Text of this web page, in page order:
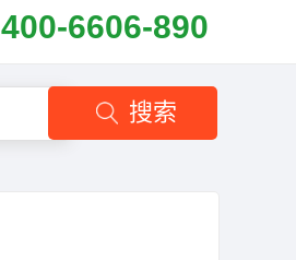
400-6606-890
搜索